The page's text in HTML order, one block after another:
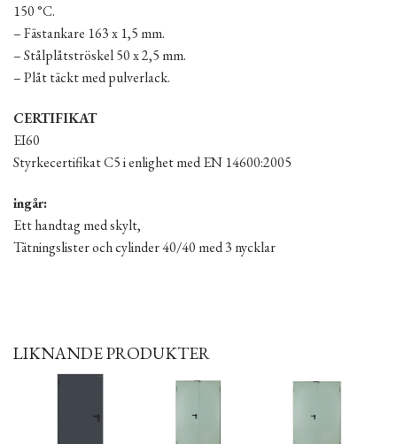
150 °C.
– Fästankare 163 x 1,5 mm.
– Stålplåtströskel 50 x 2,5 mm.
– Plåt täckt med pulverlack.
CERTIFIKAT
EI60
Styrkecertifikat C5 i enlighet med EN 14600:2005
ingår:
Ett handtag med skylt,
Tätningslister och cylinder 40/40 med 3 nycklar
LIKNANDE PRODUKTER